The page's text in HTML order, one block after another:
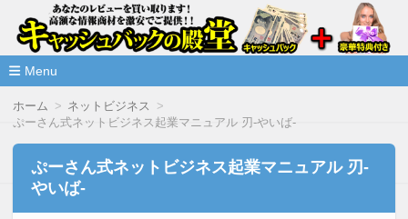
情報商材激安サイト・キャッシ
ュバックの殿堂
高額な情報商材をレビューを買い取ることで激安で購入できま
Menu
ホーム
ネットビジネス
ぷーさん式ネットビジネス起業マニュアル 刃-やいば-
ぷーさん式ネットビジネス起業マニュアル 刃-
やいば-